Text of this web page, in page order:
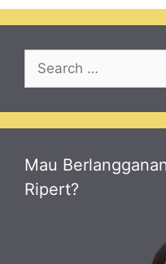
Search
for:
Mau
Ripert?